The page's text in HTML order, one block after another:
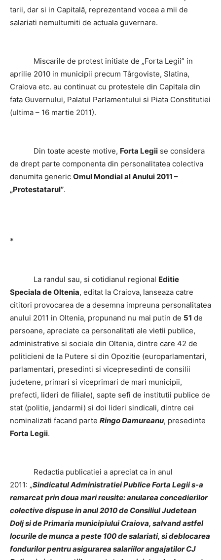
tarii, dar si in Capitalã, reprezentand vocea a mii de
salariati nemultumiti de actuala guvernare.
Miscarile de protest initiate de „Forta Legii” in
aprilie 2010 in municipii precum Târgoviste, Slatina,
Craiova etc. au continuat cu protestele din Capitala din
fata Guvernului, Palatul Parlamentului si Piata Constitutiei
(ultima – 16 martie 2011).
Din toate aceste motive, Forta Legii se considera
de drept parte componenta din personalitatea colectiva
denumita generic Omul Mondial al Anului 2011 –
„Protestatarul”.
*
La randul sau, si cotidianul regional Editie
Speciala de Oltenia, editat la Craiova, lanseaza catre
cititori provocarea de a desemna impreuna personalitatea
anului 2011 in Oltenia, propunand nu mai putin de 51 de
persoane, apreciate ca personalitati ale vietii publice,
administrative si sociale din Oltenia, dintre care 42 de
politicieni de la Putere si din Opozitie (europarlamentari,
parlamentari, presedinti si vicepresedinti de consilii
judetene, primari si viceprimari de mari municipii,
prefecti, lideri de filiale), sapte sefi de institutii publice de
stat (politie, jandarmi) si doi lideri sindicali, dintre cei
nominalizati facand parte Ringo Damureanu, presedinte
Forta Legii.
Redactia publicatiei a apreciat ca in anul
2011: „Sindicatul Administratiei Publice Forta Legii s-a
remarcat prin doua mari reusite: anularea concedierilor
colective dispuse in anul 2010 de Consiliul Judetean
Dolj si de Primaria municipiului Craiova, salvand astfel
locurile de munca a peste 100 de salariati, si deblocarea
fondurilor pentru asigurarea salariilor angajatilor CJ